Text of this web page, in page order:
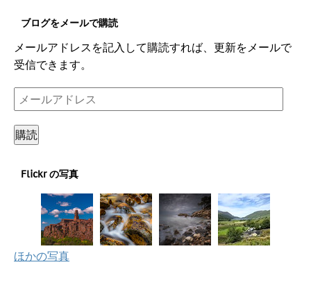
ブログをメールで購読
メールアドレスを記入して購読すれば、更新をメールで
受信できます。
メ
ー
ル
ア
レ
購読
Flickr の写真
ほかの写真